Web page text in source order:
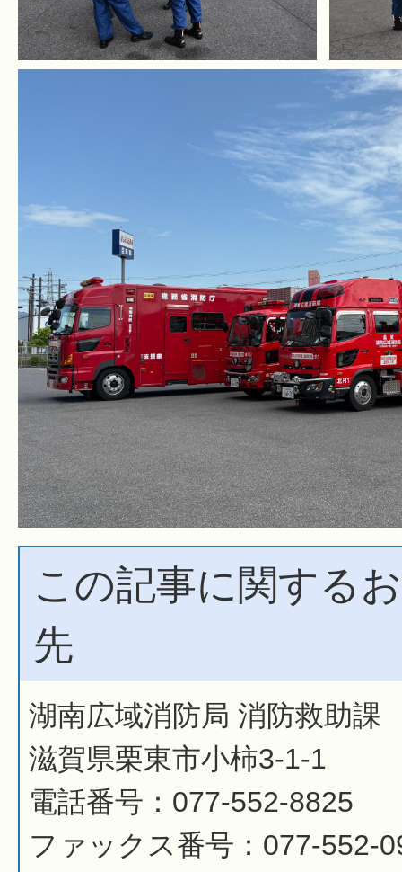
この記事に関する
先
湖南広域消防局 消防救助課
滋賀県栗東市小柿3-1-1
電話番号：077-552-8825
ファックス番号：077-552-